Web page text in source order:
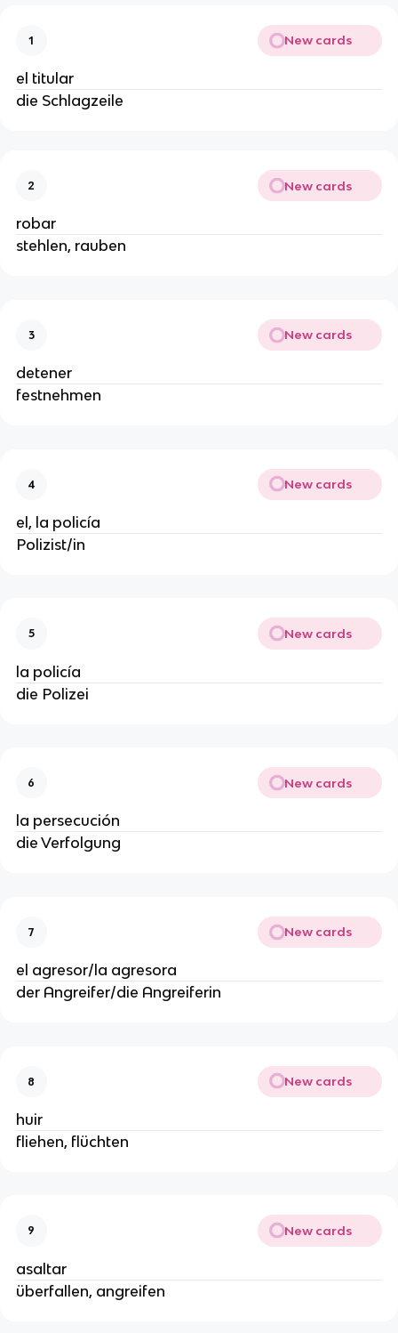
1 New cards
el titular
die Schlagzeile
2 New cards
robar
stehlen, rauben
3 New cards
detener
festnehmen
4 New cards
el, la policía
Polizist/in
5 New cards
la policía
die Polizei
6 New cards
la persecución
die Verfolgung
7 New cards
el agresor/la agresora
der Angreifer/die Angreiferin
8 New cards
huir
fliehen, flüchten
9 New cards
asaltar
überfallen, angreifen